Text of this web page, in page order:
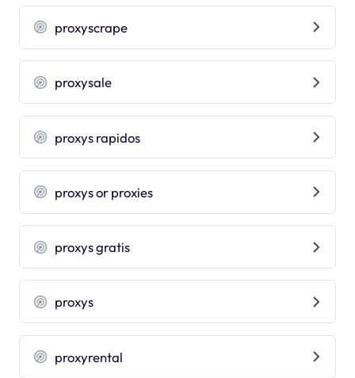
proxyscrape
proxysale
proxys rapidos
proxys or proxies
proxys gratis
proxys
proxyrental